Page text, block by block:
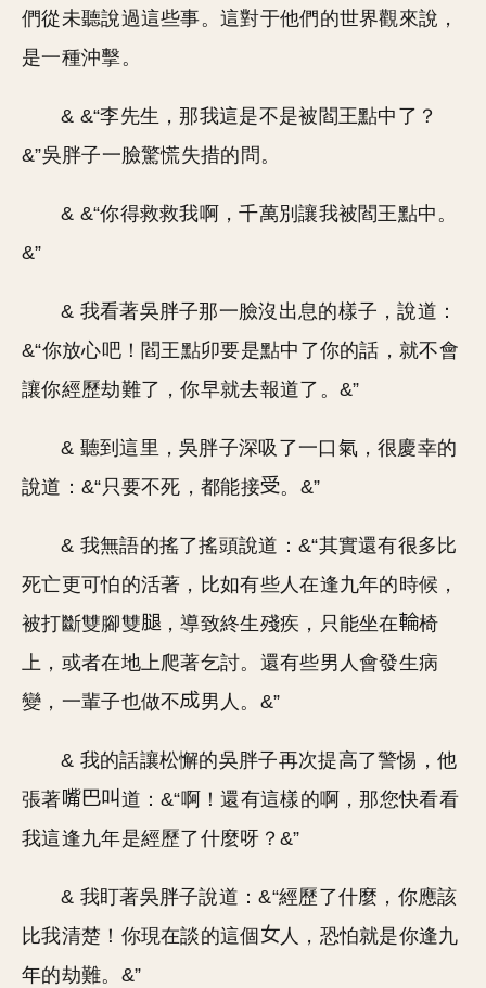
們從未聽說過這些事。這對于他們的世界觀來說，
是一種沖擊。
& &“李先生，那我這是不是被閻王點中了？
&”吳胖子一臉驚慌失措的問。
& &“你得救救我啊，千萬別讓我被閻王點中。
&”
& 我看著吳胖子那一臉沒出息的樣子，說道：
&“你放心吧！閻王點卯要是點中了你的話，就不會
讓你經歷劫難了，你早就去報道了。&”
& 聽到這里，吳胖子深吸了一口氣，很慶幸的
說道：&“只要不死，都能接
。&”
& 我無語的搖了搖頭說道：&“其實還有很多比
死亡更可怕的活著，比如有些人在逢九年的時候，
被打斷雙腳雙
，導致終生殘疾，只能坐在
椅
上，或者在地上爬著乞討。還有些男人會發生病
變，一輩子也做不
男人。&”
& 我的話讓松懈的吳胖子再次提高了警惕，他
張著
道：&“啊！還有這樣的啊，那您快看看
我這逢九年是經歷了什麼呀？&”
& 我盯著吳胖子說道：&“經歷了什麼，你應該
比我清楚！你現在談的這個
人，恐怕就是你逢九
年的劫難。&”